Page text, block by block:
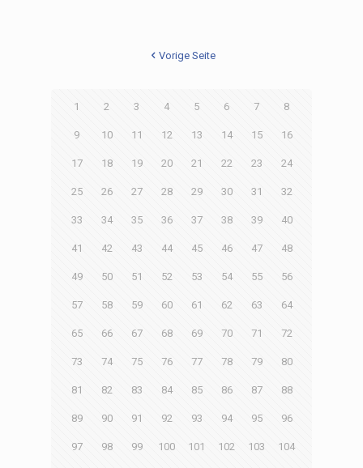
Vorige Seite
1 2 3 4 5 6 7 8
9 10 11 12 13 14 15 16
17 18 19 20 21 22 23 24
25 26 27 28 29 30 31 32
33 34 35 36 37 38 39 40
41 42 43 44 45 46 47 48
49 50 51 52 53 54 55 56
57 58 59 60 61 62 63 64
65 66 67 68 69 70 71 72
73 74 75 76 77 78 79 80
81 82 83 84 85 86 87 88
89 90 91 92 93 94 95 96
97 98 99 100 101 102 103 104